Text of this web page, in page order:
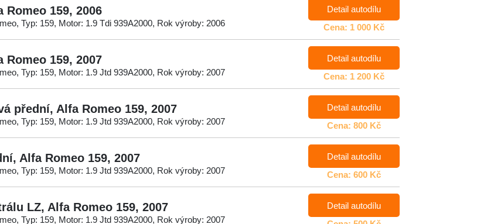
Romeo 159, 2006
Typ: 159, Motor: 1.9 Tdi 939A2000, Rok výroby: 2006
Detail autodílu
Cena: 1 000 Kč
Romeo 159, 2007
Typ: 159, Motor: 1.9 Jtd 939A2000, Rok výroby: 2007
Detail autodílu
Cena: 1 200 Kč
přední, Alfa Romeo 159, 2007
Typ: 159, Motor: 1.9 Jtd 939A2000, Rok výroby: 2007
Detail autodílu
Cena: 800 Kč
Alfa Romeo 159, 2007
Typ: 159, Motor: 1.9 Jtd 939A2000, Rok výroby: 2007
Detail autodílu
Cena: 600 Kč
LZ, Alfa Romeo 159, 2007
Typ: 159, Motor: 1.9 Jtd 939A2000, Rok výroby: 2007
Detail autodílu